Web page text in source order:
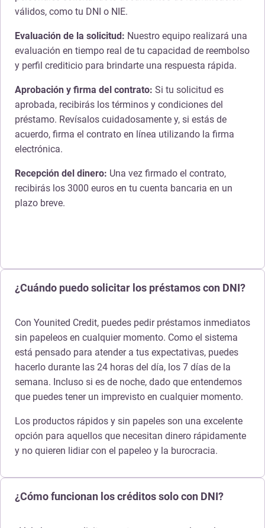
válidos, como tu DNI o NIE.
Evaluación de la solicitud: Nuestro equipo realizará una
evaluación en tiempo real de tu capacidad de reembolso
y perfil crediticio para brindarte una respuesta rápida.
Aprobación y firma del contrato: Si tu solicitud es
aprobada, recibirás los términos y condiciones del
préstamo. Revísalos cuidadosamente y, si estás de
acuerdo, firma el contrato en línea utilizando la firma
electrónica.
Recepción del dinero: Una vez firmado el contrato,
recibirás los 3000 euros en tu cuenta bancaria en un
plazo breve.
¿Cuándo puedo solicitar los préstamos con DNI?
Con Younited Credit, puedes pedir préstamos inmediatos
sin papeleos en cualquier momento. Como el sistema
está pensado para atender a tus expectativas, puedes
hacerlo durante las 24 horas del día, los 7 días de la
semana. Incluso si es de noche, dado que entendemos
que puedes tener un imprevisto en cualquier momento.
Los productos rápidos y sin papeles son una excelente
opción para aquellos que necesitan dinero rápidamente
y no quieren lidiar con el papeleo y la burocracia.
¿Cómo funcionan los créditos solo con DNI?